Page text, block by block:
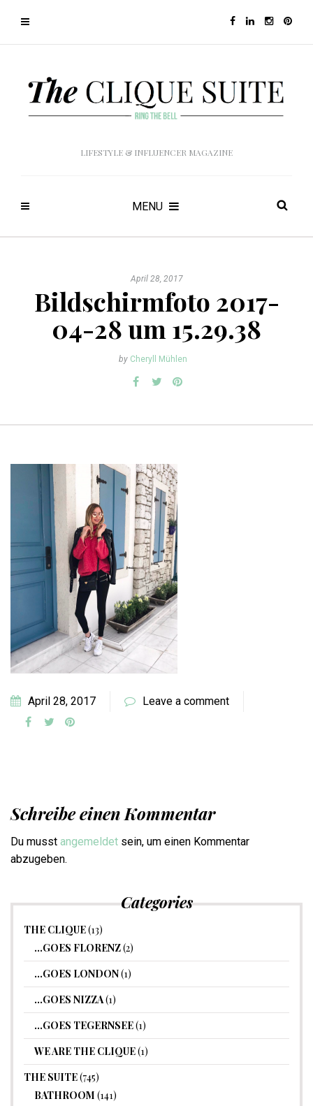
LIFESTYLE & INFLUENCER MAGAZINE
MENU
April 28, 2017
Bildschirmfoto 2017-
04-28 um 15.29.38
by Cheryll Mühlen
April 28, 2017 Leave a comment
Schreibe einen Kommentar
Du musst angemeldet sein, um einen Kommentar
abzugeben.
Categories
THE CLIQUE(13)
…GOES FLORENZ(2)
…GOES LONDON(1)
…GOES NIZZA(1)
…GOES TEGERNSEE(1)
WE ARE THE CLIQUE(1)
THE SUITE(745)
BATHROOM (141)